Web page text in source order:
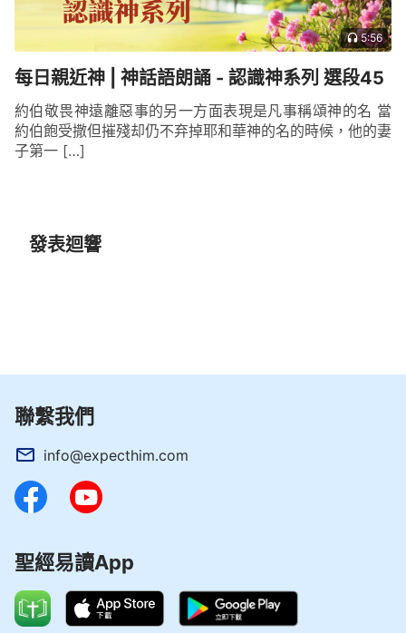
5:56
每日親近神 | 神話語朗誦 - 認識神系列 選段45
約伯敬畏神遠離惡事的另一方面表現是凡事稱頌神的名 當
約伯飽受撒但摧殘却仍不弃掉耶和華神的名的時候，他的妻
子第一 […]
發表迴響
聯繫我們
info@expecthim.com
聖經易讀App